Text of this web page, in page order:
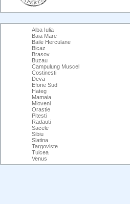
Alba Iulia
Baia Mare
Baile Herculane
Bicaz
Brasov
Buzau
Campulung Muscel
Costinesti
Deva
Eforie Sud
Hateg
Mamaia
Mioveni
Orastie
Pitesti
Radauti
Sacele
Sibiu
Slatina
Targoviste
Tulcea
Venus